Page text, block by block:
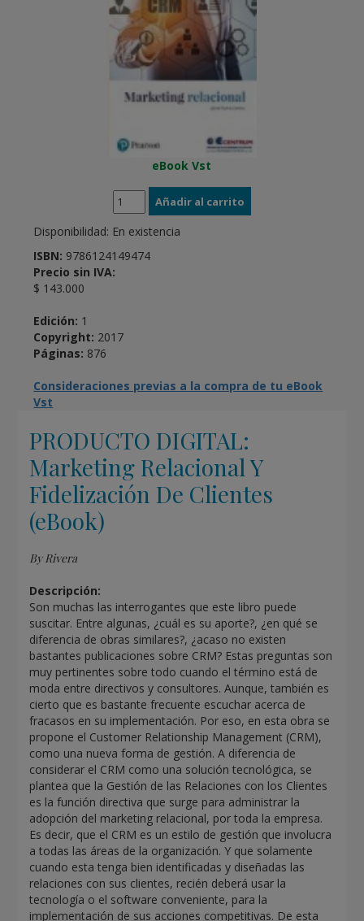
eBook Vst
Disponibilidad: En existencia
ISBN: 9786124149474
Precio sin IVA:
$ 143.000
Edición: 1
Copyright: 2017
Páginas: 876
Consideraciones previas a la compra de tu eBook
Vst
PRODUCTO DIGITAL:
Marketing Relacional Y
Fidelización De Clientes
(eBook)
By Rivera
Descripción:
Son muchas las interrogantes que este libro puede
suscitar. Entre algunas, ¿cuál es su aporte?, ¿en qué se
diferencia de obras similares?, ¿acaso no existen
bastantes publicaciones sobre CRM? Estas preguntas son
muy pertinentes sobre todo cuando el término está de
moda entre directivos y consultores. Aunque, también es
cierto que es bastante frecuente escuchar acerca de
fracasos en su implementación. Por eso, en esta obra se
propone el Customer Relationship Management (CRM),
como una nueva forma de gestión. A diferencia de
considerar el CRM como una solución tecnológica, se
plantea que la Gestión de las Relaciones con los Clientes
es la función directiva que surge para administrar la
adopción del marketing relacional, por toda la empresa.
Es decir, que el CRM es un estilo de gestión que involucra
a todas las áreas de la organización. Y que solamente
cuando esta tenga bien identificadas y diseñadas las
relaciones con sus clientes, recién deberá usar la
tecnología o el software conveniente, para la
implementación de sus acciones competitivas. De esta